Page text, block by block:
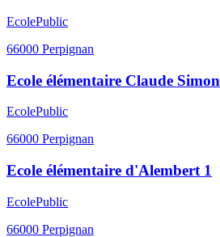
EcolePublic
66000 Perpignan
Ecole élémentaire Claude Simon
EcolePublic
66000 Perpignan
Ecole élémentaire d'Alembert 1
EcolePublic
66000 Perpignan